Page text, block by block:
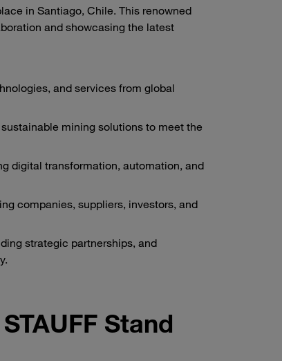
in Santiago, Chile. This renowned
and showcasing the latest
and services from global
mining solutions to meet the
digital transformation, automation, and
companies, suppliers, investors, and
strategic partnerships, and
Stand